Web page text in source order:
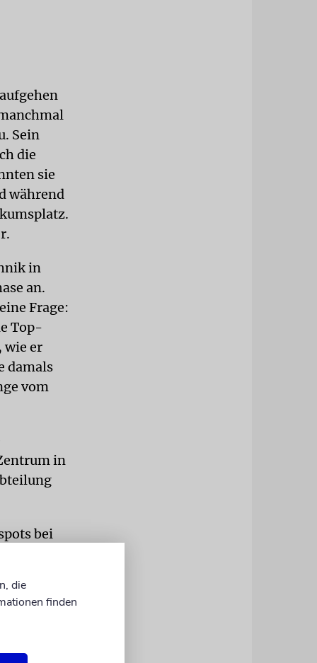
Sein
die
sie
während
in
an.
Frage:
Top-
wie er
damals
vom
in
bei
von
Ben-
die
finden